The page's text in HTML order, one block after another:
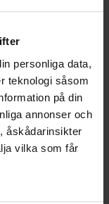
personliga data,
teknologi såsom
på din
annonser och
åskådarinsikter
vilka som får